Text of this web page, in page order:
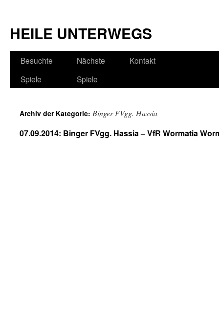
HEILE UNTERWEGS
Besuchte
Spiele
Nächste
Spiele
Kontakt
Archiv der Kategorie: Binger FVgg. Hassia
07.09.2014: Binger FVgg. Hassia – VfR Wormatia